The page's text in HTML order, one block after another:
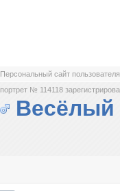
Персональный сайт пользователя
портрет № 114118
Весёлый